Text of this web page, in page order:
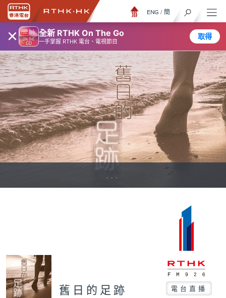
× 全新 RTHK On The Go
一手掌握 RTHK 電台、電視節目
取得
ENG / 簡
...
舊日的足跡 電台直播